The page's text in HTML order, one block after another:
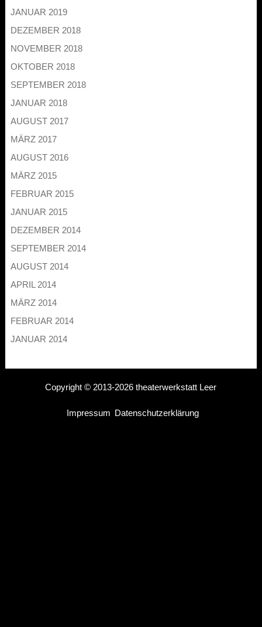
JANUAR 2019
DEZEMBER 2018
NOVEMBER 2018
OKTOBER 2018
SEPTEMBER 2018
JANUAR 2018
AUGUST 2017
MÄRZ 2017
AUGUST 2016
MÄRZ 2015
FEBRUAR 2015
JANUAR 2015
DEZEMBER 2014
SEPTEMBER 2014
AUGUST 2014
APRIL 2014
MÄRZ 2014
FEBRUAR 2014
JANUAR 2014
Copyright © 2013-2026 theaterwerkstatt Leer
Impressum Datenschutzerklärung